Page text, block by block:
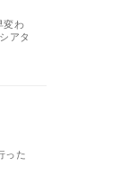
変わ
アタ
った